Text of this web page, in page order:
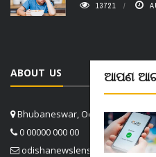
ଆପଣ
13721
ABOUT US
Bhubaneswar, Odisha, India
0 00000 000 00
odishanewslens@gmail.com